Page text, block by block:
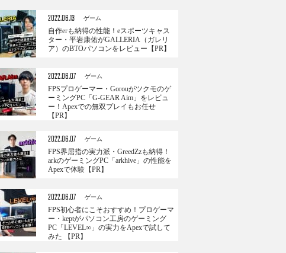
2022.06.13 ゲーム
自作erも納得の性能！eスポーツキャス
ター・平岩康佑がGALLERIA（ガレリ
ア）のBTOパソコンをレビュー【PR】
2022.06.07 ゲーム
FPSプロゲーマー・Gorouがツクモのゲ
ーミングPC「G-GEAR Aim」をレビュ
ー！Apexでの無双プレイもお任せ
【PR】
2022.06.07 ゲーム
FPS界屈指の実力派・GreedZzも納得！
arkのゲーミングPC「arkhive」の性能を
Apexで体験【PR】
2022.06.07 ゲーム
FPS初心者にこそおすすめ！プロゲーマ
ー・keptがパソコン工房のゲーミング
PC「LEVEL∞」の実力をApexで試して
みた 【PR】